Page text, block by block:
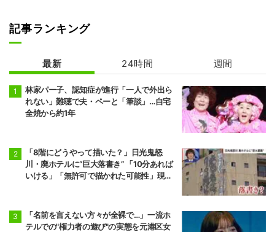
記事ランキング
最新 24時間 週間
林家パー子、認知症が進行「一人で外出ら
れない」難聴で夫・ペーと「筆談」…自宅
全焼から約1年
「8階にどうやって描いた？」日光鬼怒
川・廃ホテルに“巨大落書き” 「10分あれば
いける」「無許可で描かれた可能性」現役
「名前を言えない方々が全裸で…」一流ホ
テルでの"権力者の遊び"の実態を元港区女